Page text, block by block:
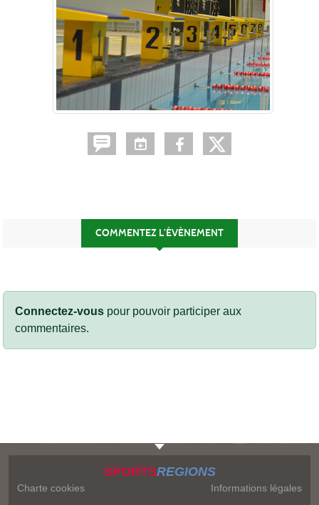
COMMENTEZ L’ÉVÈNEMENT
Connectez-vous pour pouvoir participer aux
commentaires.
SPORTSREGIONS
Charte cookies
Informations légales